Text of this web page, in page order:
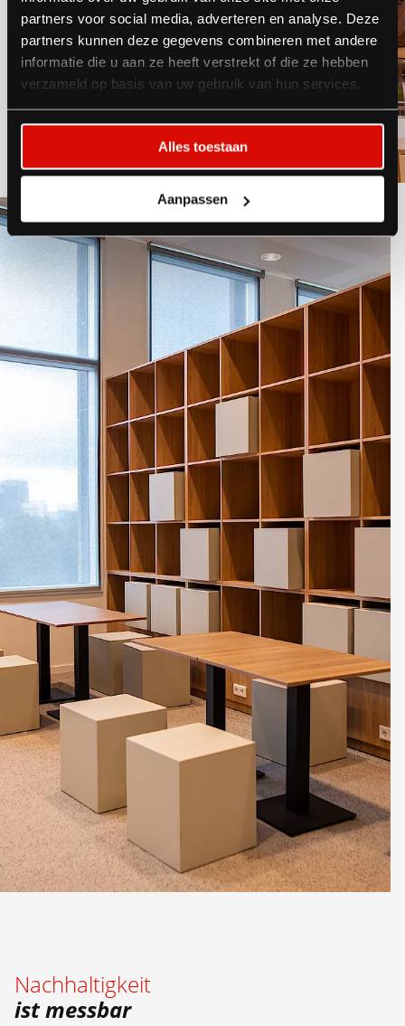
partners voor social media, adverteren en analyse. Deze
partners kunnen deze gegevens combineren met andere
informatie die u aan ze heeft verstrekt of die ze hebben
verzameld op basis van uw gebruik van hun services.
Alles toestaan
Aanpassen
Nachhaltigkeit
ist messbar